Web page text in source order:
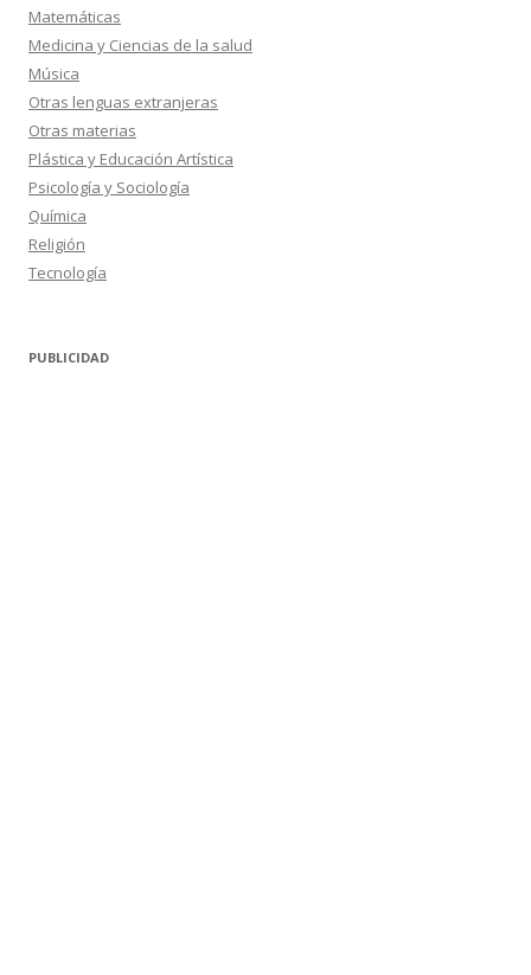
Matemáticas
Medicina y Ciencias de la salud
Música
Otras lenguas extranjeras
Otras materias
Plástica y Educación Artística
Psicología y Sociología
Química
Religión
Tecnología
PUBLICIDAD